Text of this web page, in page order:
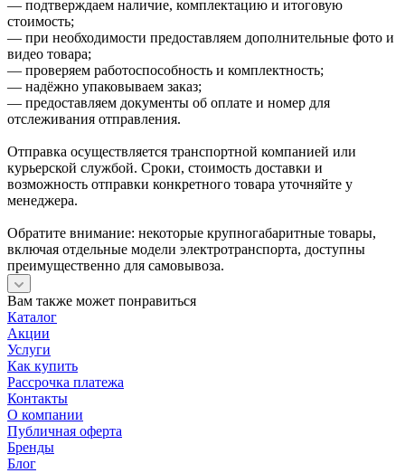
— подтверждаем наличие, комплектацию и итоговую
стоимость;
— при необходимости предоставляем дополнительные фото и
видео товара;
— проверяем работоспособность и комплектность;
— надёжно упаковываем заказ;
— предоставляем документы об оплате и номер для
отслеживания отправления.
Отправка осуществляется транспортной компанией или
курьерской службой. Сроки, стоимость доставки и
возможность отправки конкретного товара уточняйте у
менеджера.
Обратите внимание: некоторые крупногабаритные товары,
включая отдельные модели электротранспорта, доступны
преимущественно для самовывоза.
Вам также может понравиться
Каталог
Акции
Услуги
Как купить
Рассрочка платежа
Контакты
О компании
Публичная оферта
Бренды
Блог